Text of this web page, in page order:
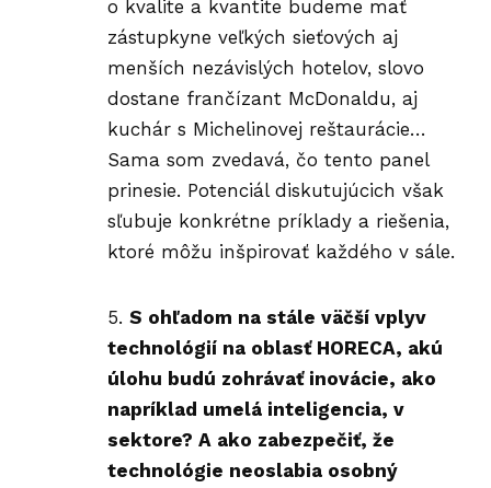
o kvalite a kvantite budeme mať
zástupkyne veľkých sieťových aj
menších nezávislých hotelov, slovo
dostane frančízant McDonaldu, aj
kuchár s Michelinovej reštaurácie…
Sama som zvedavá, čo tento panel
prinesie. Potenciál diskutujúcich však
sľubuje konkrétne príklady a riešenia,
ktoré môžu inšpirovať každého v sále.
S ohľadom na stále väčší vplyv
technológií na oblasť HORECA, akú
úlohu budú zohrávať inovácie, ako
napríklad umelá inteligencia, v
sektore? A ako zabezpečiť, že
technológie neoslabia osobný